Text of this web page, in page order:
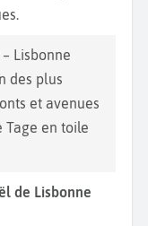
– Lisbonne
des plus
et avenues
Tage en toile
de Lisbonne